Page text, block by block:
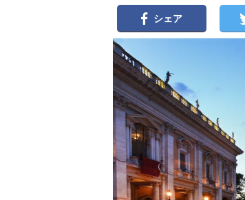
シェア